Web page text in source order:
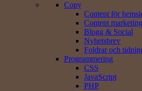
Copy
Content för
Content
Blogg & Social
Nyhetsbrev
Foldrar och
Programmering
CSS
JavaScript
PHP